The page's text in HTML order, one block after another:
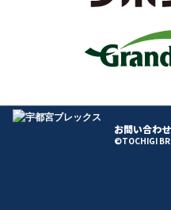
お問い合わせ
©TOCHIGI